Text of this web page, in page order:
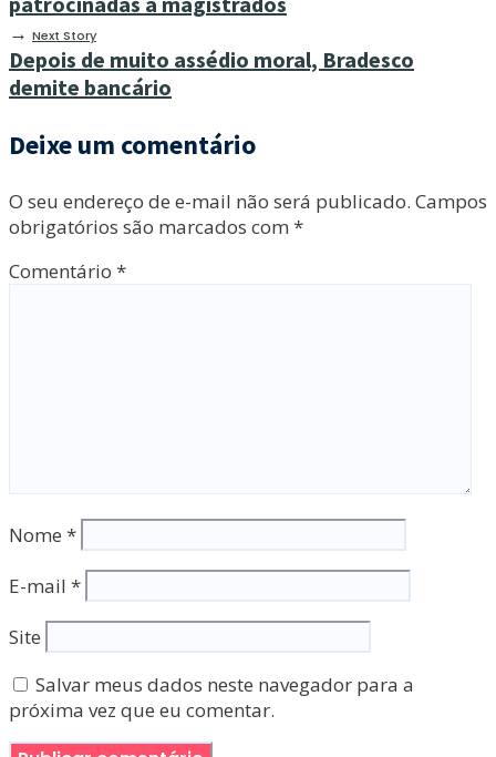
→ Next Story
Depois de muito assédio moral, Bradesco
demite bancário
Deixe um comentário
O seu endereço de e-mail não será publicado. Campos
obrigatórios são marcados com *
Comentário *
Nome *
E-mail *
Site
Salvar meus dados neste navegador para a
próxima vez que eu comentar.